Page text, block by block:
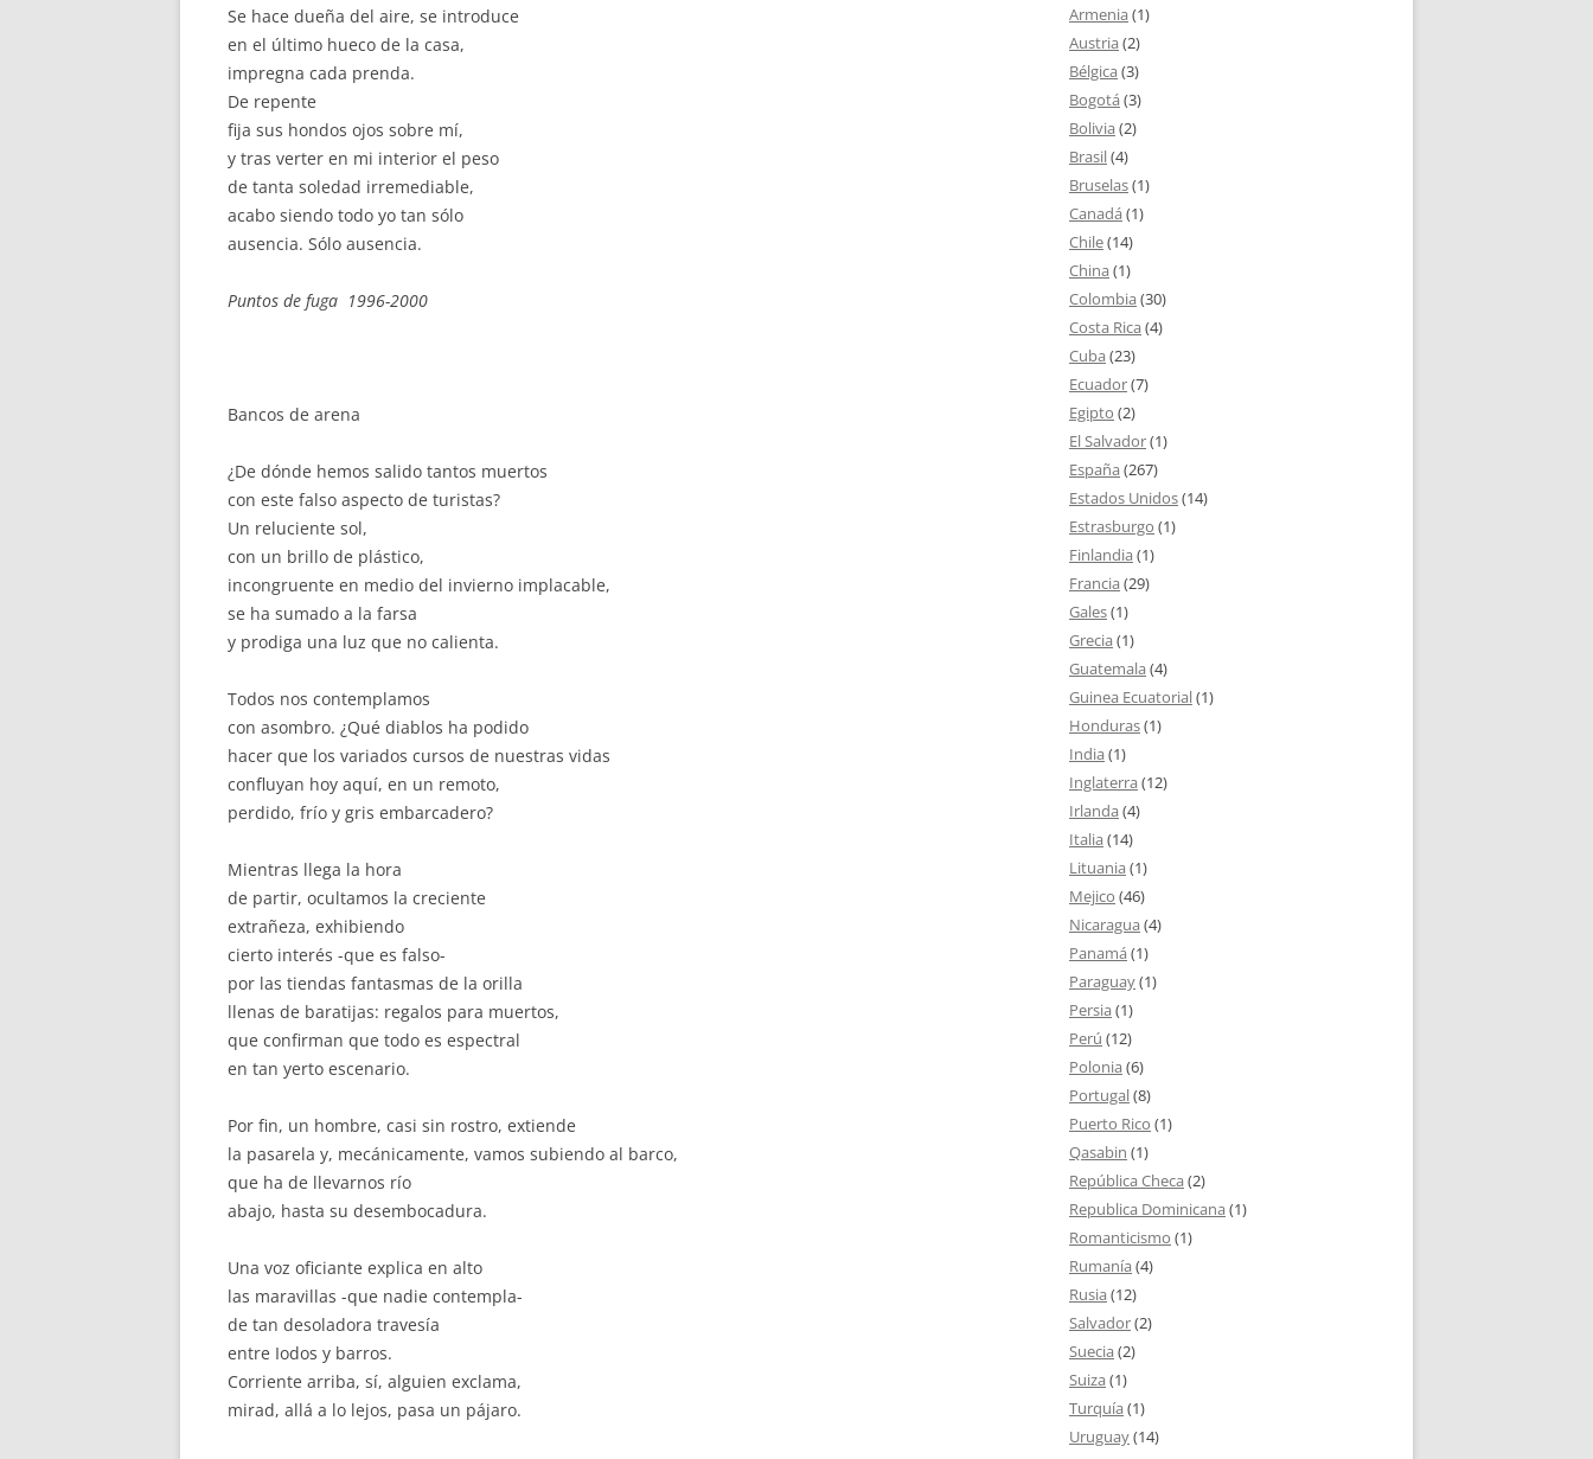
Se hace dueña del aire, se introduce
en el último hueco de la casa,
impregna cada prenda.
De repente
fija sus hondos ojos sobre mí,
y tras verter en mi interior el peso
de tanta soledad irremediable,
acabo siendo todo yo tan sólo
ausencia. Sólo ausencia.
Puntos de fuga 1996-2000
Bancos de arena
¿De dónde hemos salido tantos muertos
con este falso aspecto de turistas?
Un reluciente sol,
con un brillo de plástico,
incongruente en medio del invierno implacable,
se ha sumado a la farsa
y prodiga una luz que no calienta.
Todos nos contemplamos
con asombro. ¿Qué diablos ha podido
hacer que los variados cursos de nuestras vidas
confluyan hoy aquí, en un remoto,
perdido, frío y gris embarcadero?
Mientras llega la hora
de partir, ocultamos la creciente
extrañeza, exhibiendo
cierto interés -que es falso-
por las tiendas fantasmas de la orilla
llenas de baratijas: regalos para muertos,
que confirman que todo es espectral
en tan yerto escenario.
Por fin, un hombre, casi sin rostro, extiende
la pasarela y, mecánicamente, vamos subiendo al barco,
que ha de llevarnos río
abajo, hasta su desembocadura.
Una voz oficiante explica en alto
las maravillas -que nadie contempla-
de tan desoladora travesía
entre Iodos y barros.
Corriente arriba, sí, alguien exclama,
mirad, allá a lo lejos, pasa un pájaro.
Armenia (1)
Austria (2)
Bélgica (3)
Bogotá (3)
Bolivia (2)
Brasil(4)
Bruselas(1)
Canadá (1)
Chile(14)
China (1)
Colombia (30)
Costa Rica (4)
Cuba (23)
Ecuador(7)
Egipto (2)
El Salvador(1)
España (267)
Estados Unidos(14)
Estrasburgo (1)
Finlandia (1)
Francia (29)
Gales(1)
Grecia (1)
Guatemala (4)
Guinea Ecuatorial(1)
Honduras(1)
India (1)
Inglaterra (12)
Irlanda (4)
Italia (14)
Lituania (1)
Mejico (46)
Nicaragua (4)
Panamá (1)
Paraguay(1)
Persia (1)
Perú (12)
Polonia (6)
Portugal(8)
Puerto Rico (1)
Qasabin (1)
República Checa (2)
Republica Dominicana (1)
Romanticismo (1)
Rumanía (4)
Rusia (12)
Salvador(2)
Suecia (2)
Suiza (1)
Turquía (1)
Uruguay(14)